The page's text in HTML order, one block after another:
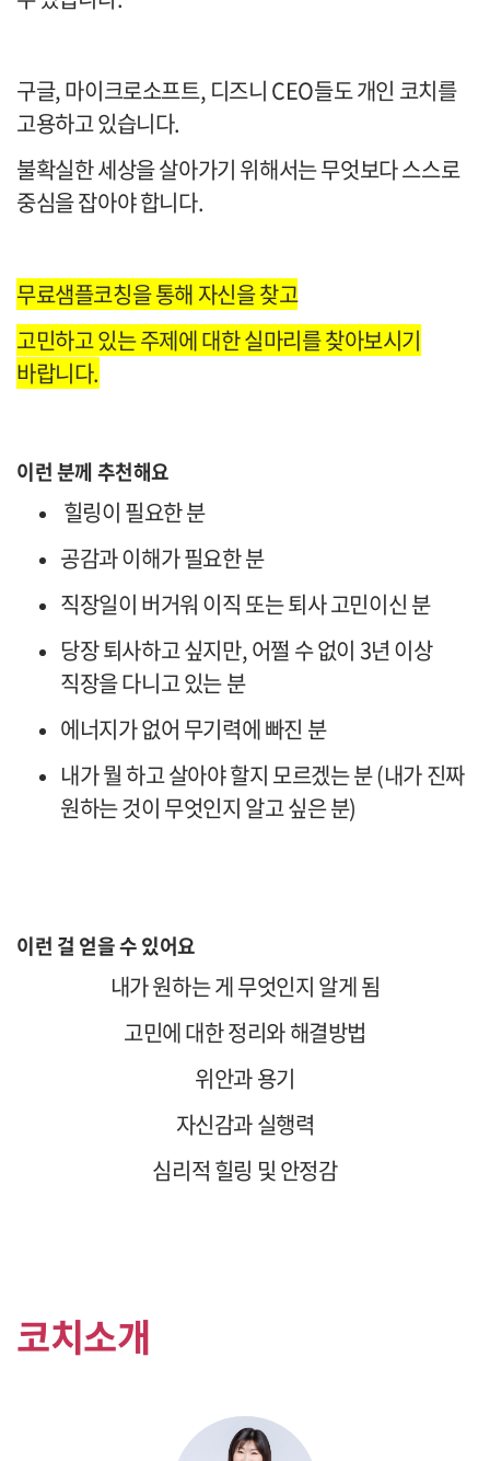
구글, 마이크로소프트, 디즈니 CEO들도 개인 코치를
고용하고 있습니다.
불확실한 세상을 살아가기 위해서는 무엇보다 스스로
중심을 잡아야 합니다.
무료샘플코칭을 통해 자신을 찾고
고민하고 있는 주제에 대한 실마리를 찾아보시기
바랍니다.
이런 분께 추천해요
힐링이 필요한 분
공감과 이해가 필요한 분
직장일이 버거워 이직 또는 퇴사 고민이신 분
당장 퇴사하고 싶지만, 어쩔 수 없이 3년 이상
직장을 다니고 있는 분
에너지가 없어 무기력에 빠진 분
내가 뭘 하고 살아야 할지 모르겠는 분 (내가 진짜
원하는 것이 무엇인지 알고 싶은 분)
이런 걸 얻을 수 있어요
내가 원하는 게 무엇인지 알게 됨
고민에 대한 정리와 해결방법
위안과 용기
자신감과 실행력
심리적 힐링 및 안정감
코치소개